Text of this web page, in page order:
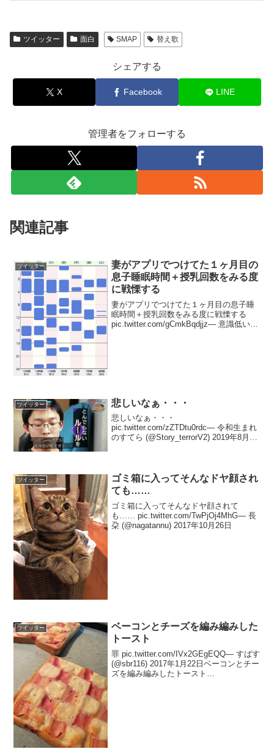
ツイッター 面白 SMAP 替え歌
シェアする
X Facebook LINE
管理者をフォローする
関連記事
ツイッター
妻がアプリでつけてた１ヶ月目の
息子睡眠時間＋授乳回数をみる度
に戦慄する
妻がアプリでつけてた１ヶ月目の息子睡
眠時間＋授乳回数をみる度に戦慄する
pic.twitter.com/gCmkBqdjjz— 意識低い系
ツイッター 悲しいなぁ・・・
悲しいなぁ・・・
pic.twitter.com/zZTDtu0rdc— 令和生まれ
のすてら (@Story_terrorV2) 2019年8月28
ツイッター
ゴミ箱に入ってそんなドヤ顔され
ても……
ゴミ箱に入ってそんなドヤ顔されて
も…… pic.twitter.com/TwPjOj4MhG— 長
朶 (@nagatannu) 2017年10月26日
ツイッター
ベーコンとチーズを編み編みした
トースト
罪 pic.twitter.com/IVx2GEgEQQ— すばす
(@sbr116) 2017年1月22日ベーコンとチー
ズを編み編みしたトースト